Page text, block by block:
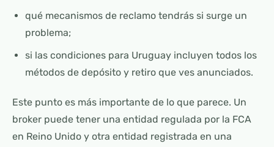
qué mecanismos de reclamo tendrás si surge un
problema;
si las condiciones para Uruguay incluyen todos los
métodos de depósito y retiro que ves anunciados.
Este punto es más importante de lo que parece. Un
broker puede tener una entidad regulada por la FCA
en Reino Unido y otra entidad registrada en una